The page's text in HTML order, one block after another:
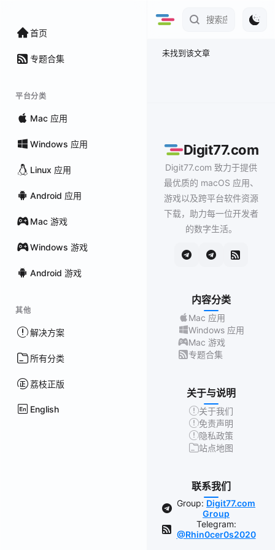
首页
专题合集
平台分类
Mac 应用
Windows 应用
Linux 应用
Android 应用
Mac 游戏
Windows 游戏
Android 游戏
其他
解决方案
所有分类
荔枝正版
English
未找到该文章
Digit77.com
Digit77.com 致力于提供
最优质的 macOS 应用、
游戏以及跨平台软件资源
下载，助力每一位开发者
的数字生活。
内容分类
Mac 应用
Windows 应用
Mac 游戏
专题合集
关于与说明
关于我们
免责声明
隐私政策
站点地图
联系我们
Group: Digit77.com
Group
Telegram:
@Rhin0cer0s2020